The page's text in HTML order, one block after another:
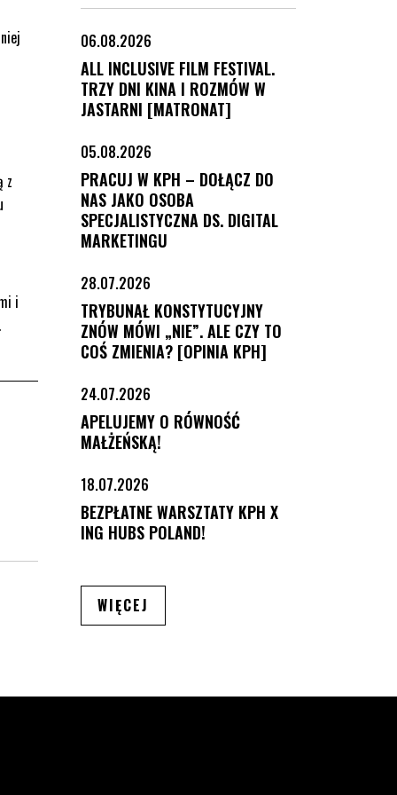
z
i
06.08.2026
ALL INCLUSIVE FILM FESTIVAL.
TRZY DNI KINA I ROZMÓW W
JASTARNI [MATRONAT]
05.08.2026
PRACUJ W KPH – DOŁĄCZ DO
NAS JAKO OSOBA
SPECJALISTYCZNA DS. DIGITAL
MARKETINGU
28.07.2026
TRYBUNAŁ KONSTYTUCYJNY
ZNÓW MÓWI „NIE”. ALE CZY TO
COŚ ZMIENIA? [OPINIA KPH]
24.07.2026
APELUJEMY O RÓWNOŚĆ
MAŁŻEŃSKĄ!
18.07.2026
BEZPŁATNE WARSZTATY KPH X
ING HUBS POLAND!
WIĘCEJ